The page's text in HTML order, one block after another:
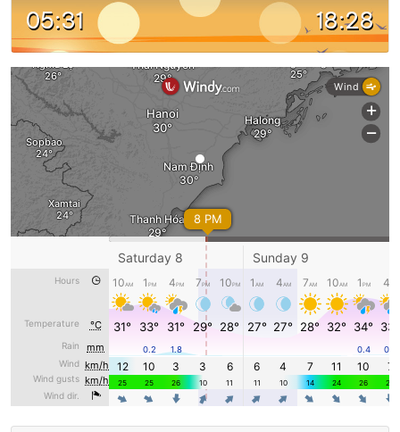
05:31 18:28